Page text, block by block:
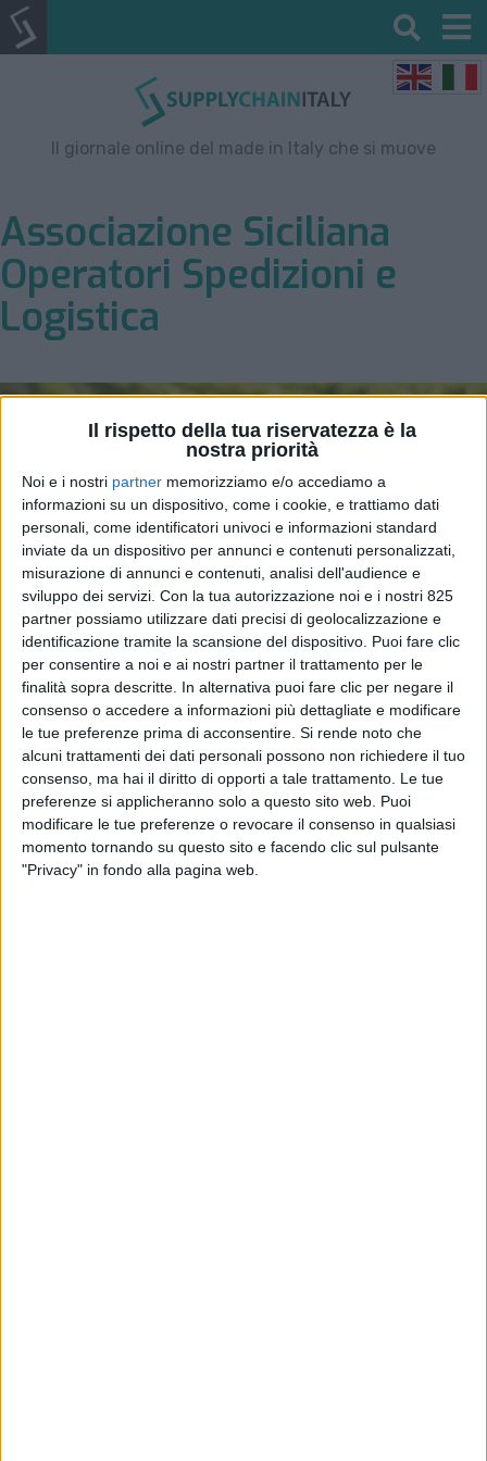
Il rispetto della tua riservatezza è la
nostra priorità
Noi e i nostri partner memorizziamo e/o accediamo a
informazioni su un dispositivo, come i cookie, e trattiamo dati
personali, come identificatori univoci e informazioni standard
inviate da un dispositivo per annunci e contenuti personalizzati,
misurazione di annunci e contenuti, analisi dell'audience e
sviluppo dei servizi. Con la tua autorizzazione noi e i nostri 825
partner possiamo utilizzare dati precisi di geolocalizzazione e
identificazione tramite la scansione del dispositivo. Puoi fare clic
per consentire a noi e ai nostri partner il trattamento per le
finalità sopra descritte. In alternativa puoi fare clic per negare il
consenso o accedere a informazioni più dettagliate e modificare
le tue preferenze prima di acconsentire. Si rende noto che
alcuni trattamenti dei dati personali possono non richiedere il tuo
consenso, ma hai il diritto di opporti a tale trattamento. Le tue
preferenze si applicheranno solo a questo sito web. Puoi
modificare le tue preferenze o revocare il consenso in qualsiasi
momento tornando su questo sito e facendo clic sul pulsante
"Privacy" in fondo alla pagina web.
Il giornale online del made in Italy che si muove
Associazione Siciliana
Operatori Spedizioni e
Logistica
Spedizionieri siciliani e
Consorzio Università Ragusa
alleati per le filiere
LE ALTRE NEWS 12 GENNAIO 2023